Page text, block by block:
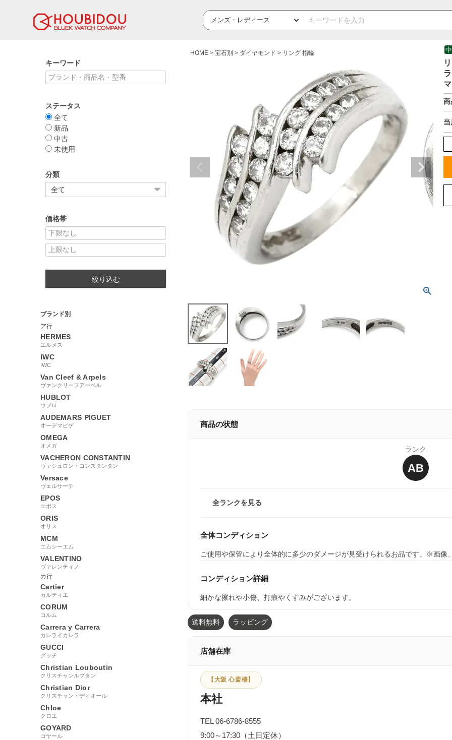
キーワード
ステータス
全て
新品
中古
未使用
分類
価格帯
絞り込む
ブランド別
ア行
HERMES
エルメス
IWC
IWC
Van Cleef & Arpels
ヴァンクリーフアーペル
HUBLOT
ウブロ
AUDEMARS PIGUET
オーデマピゲ
OMEGA
オメガ
VACHERON CONSTANTIN
ヴァシュロン・コンスタンタン
Versace
ヴェルサーチ
EPOS
エポス
ORIS
オリス
MCM
エムシーエム
VALENTINO
ヴァレンティノ
カ行
Cartier
カルティエ
CORUM
コルム
Carrera y Carrera
カレライカレラ
GUCCI
グッチ
Christian Louboutin
クリスチャンルブタン
Christian Dior
クリスチャン・ディオール
Chloe
クロエ
GOYARD
ゴヤール
HOME 宝石別 ダイヤモンド リング 指輪
商
商品の状態
ランク
AB
全ランクを見る
全体コンディション
ご使用や保管により全体的に多少のダメージが見受けられるお品です。※画像
コンディション詳細
細かな擦れや小傷、打痕やくすみがございます。
送料無料 ラッピング
店舗在庫
【大阪 心斎橋】
本社
TEL 06-6786-8555
9:00～17:30（土日定休）